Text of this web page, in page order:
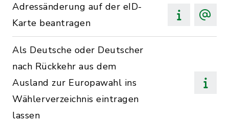
Adressänderung auf der eID-
Karte beantragen
Als Deutsche oder Deutscher
nach Rückkehr aus dem
Ausland zur Europawahl ins
Wählerverzeichnis eintragen
lassen